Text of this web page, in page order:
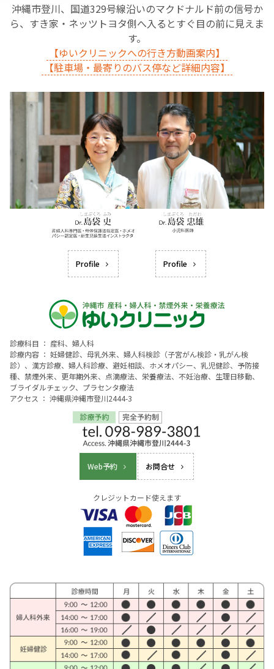
沖縄市登川、国道329号線沿いのマクドナルド前の信号か
ら、すき家・ネッツトヨタ側へ入るとすぐ目の前に見えま
す。
【ゆいクリニックへの行き方動画案内】
【駐車場・最寄りのバス停など詳細内容】
Profile Profile
診療科目 ： 産科、婦人科
診療内容 ： 妊婦健診、母乳外来、婦人科検診（子宮がん検診・乳がん検
診）、漢方診療、婦人科診療、避妊相談、ホメオパシー、乳児健診、予防接
種、禁煙外来、更年期外来、点滴療法、栄養療法、不妊治療、生理日移動、
ブライダルチェック、プラセンタ療法
アクセス ： 沖縄県沖縄市登川2444-3
Web予約 お問合せ
クレジットカード使えます